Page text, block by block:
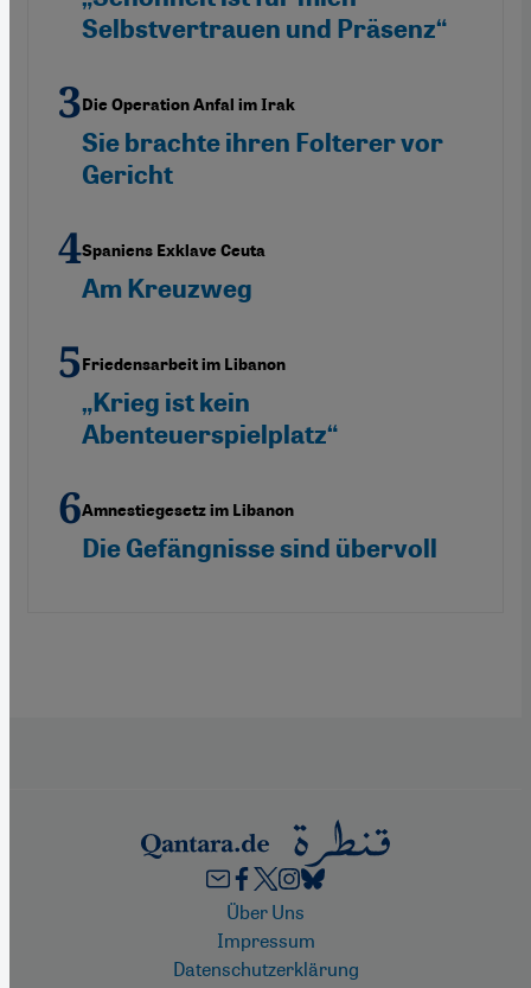
Selbstvertrauen und Präsenz“
Die Operation Anfal im Irak
Sie brachte ihren Folterer vor
Gericht
Spaniens Exklave Ceuta
Am Kreuzweg
Friedensarbeit im Libanon
„Krieg ist kein
Abenteuerspielplatz“
Amnestiegesetz im Libanon
Die Gefängnisse sind übervoll
FooterÜber Uns
Impressum
Datenschutzerklärung